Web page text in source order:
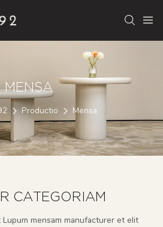
MENSA
Productio Mensa
CATEGORIAM
Lupum mensam manufacturer et elit